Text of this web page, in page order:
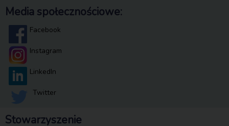
Media społecznościowe:
Facebook
Instagram
LinkedIn
Twitter
Stowarzyszenie